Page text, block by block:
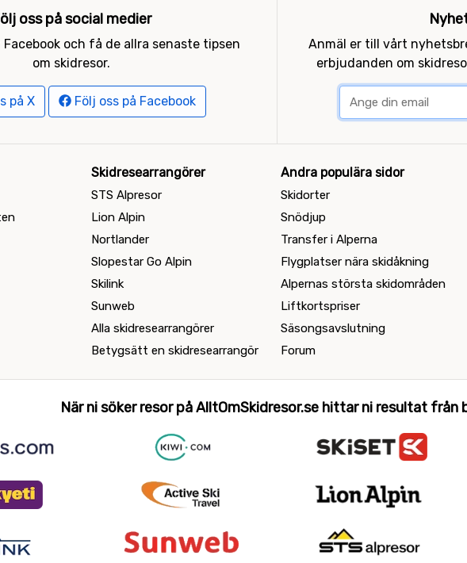
oss på social medier
Facebook och få de allra senaste tipsen
om skidresor.
på X Följ oss på Facebook
Anmäl er till vårt
erbjudanden om
Skidresearrangörer
STS Alpresor
Lion Alpin
Nortlander
Slopestar Go Alpin
Skilink
Sunweb
Alla skidresearrangörer
Betygsätt en skidresearrangör
Andra populära sidor
Skidorter
Snödjup
Transfer i Alperna
Flygplatser nära skidåkning
Alpernas största skidområden
Liftkortspriser
Säsongsavslutning
Forum
När ni söker resor på AlltOmSkidresor.se hittar ni resultat från